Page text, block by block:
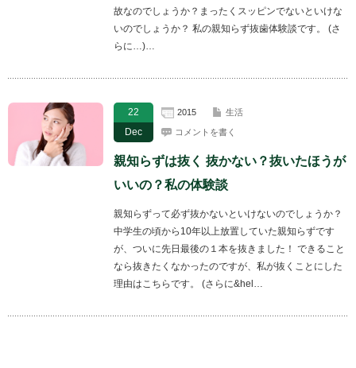
故なのでしょうか？まったくスッピンでないといけな
いのでしょうか？ 私の親知らず抜歯体験談です。 (さ
らに…)…
22
Dec
2015 生活
コメントを書く
親知らずは抜く 抜かない？抜いたほうが
いいの？私の体験談
親知らずって必ず抜かないといけないのでしょうか？
中学生の頃から10年以上放置していた親知らずです
が、ついに先日最後の１本を抜きました！ できること
なら抜きたくなかったのですが、私が抜くことにした
理由はこちらです。 (さらに&hel…